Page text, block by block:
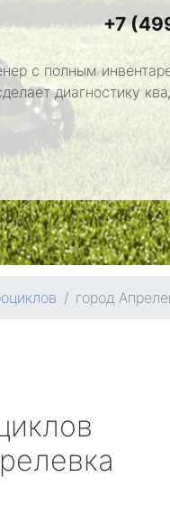
+7
с полным
диагностику
город